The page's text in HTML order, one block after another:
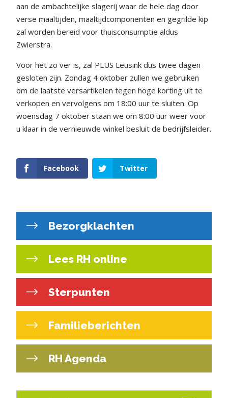
aan de ambachtelijke slagerij waar de hele dag door
verse maaltijden, maaltijdcomponenten en gegrilde kip
zal worden bereid voor thuisconsumptie aldus
Zwierstra.
Voor het zo ver is, zal PLUS Leusink dus twee dagen
gesloten zijn. Zondag 4 oktober zullen we gebruiken
om de laatste versartikelen tegen hoge korting uit te
verkopen en vervolgens om 18:00 uur te sluiten. Op
woensdag 7 oktober staan we om 8:00 uur weer voor
u klaar in de vernieuwde winkel besluit de bedrijfsleider.
Facebook Twitter
Bezorgklachten
Lees RH online
Sterpunten
Familieberichten
RH Agenda